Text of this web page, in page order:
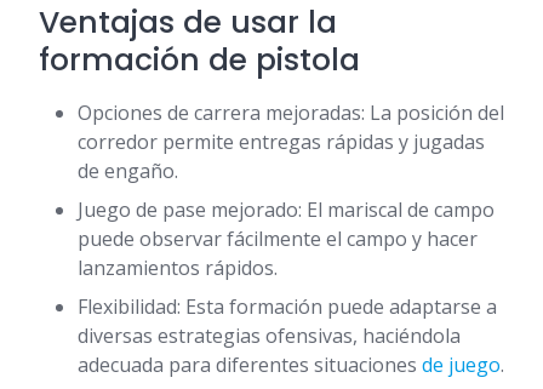
Ventajas de usar la
formación de pistola
Opciones de carrera mejoradas: La posición del
corredor permite entregas rápidas y jugadas
de engaño.
Juego de pase mejorado: El mariscal de campo
puede observar fácilmente el campo y hacer
lanzamientos rápidos.
Flexibilidad: Esta formación puede adaptarse a
diversas estrategias ofensivas, haciéndola
adecuada para diferentes situaciones de juego.